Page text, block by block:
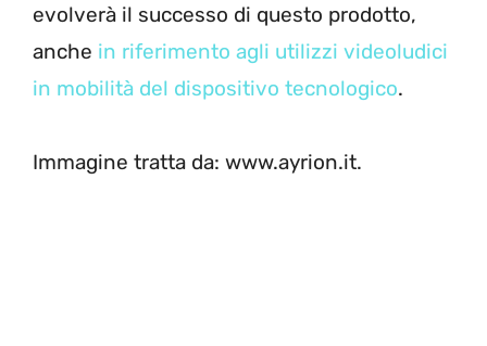
evolverà il successo di questo prodotto,
anche in riferimento agli utilizzi videoludici
in mobilità del dispositivo tecnologico.
Immagine tratta da: www.ayrion.it.